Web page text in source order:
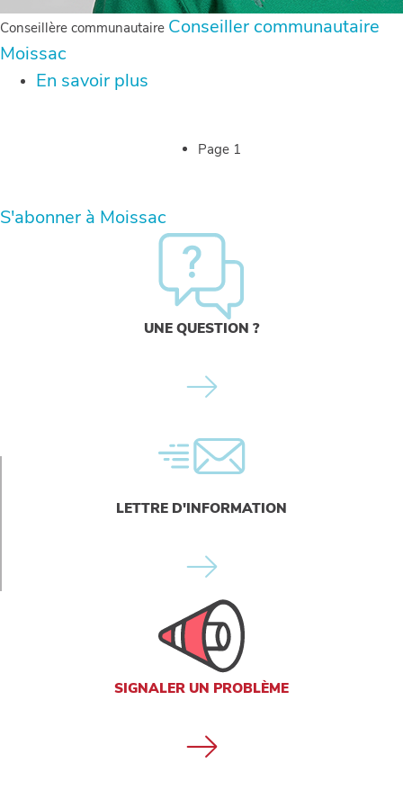
Conseillère communautaire Conseiller communautaire
Moissac
En savoir plus
Page 1
S'abonner à Moissac
UNE QUESTION ?
LETTRE D'INFORMATION
SIGNALER UN PROBLÈME